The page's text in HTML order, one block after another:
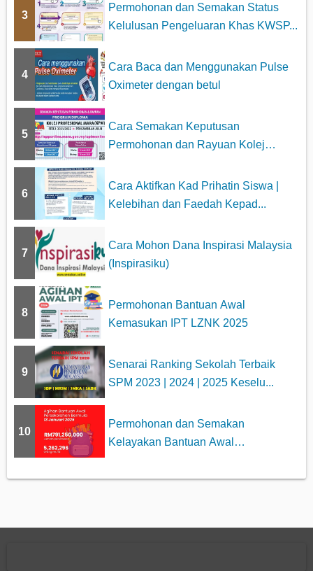
3
Permohonan dan Semakan Status
Kelulusan Pengeluaran Khas KWSP...
4
Cara Baca dan Menggunakan Pulse
Oximeter dengan betul
5
Cara Semakan Keputusan
Permohonan dan Rayuan Kolej
6
Cara Aktifkan Kad Prihatin Siswa |
Kelebihan dan Faedah Kepad...
7
Cara Mohon Dana Inspirasi Malaysia
(Inspirasiku)
8
Permohonan Bantuan Awal
Kemasukan IPT LZNK 2025
9
Senarai Ranking Sekolah Terbaik
SPM 2023 | 2024 | 2025 Keselu...
10
Permohonan dan Semakan
Kelayakan Bantuan Awal